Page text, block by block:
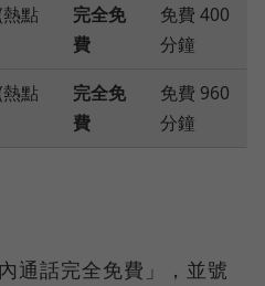
點
完全免
費
免費 400
分鐘
點
完全免
費
免費 960
分鐘
通話完全免費」，並號